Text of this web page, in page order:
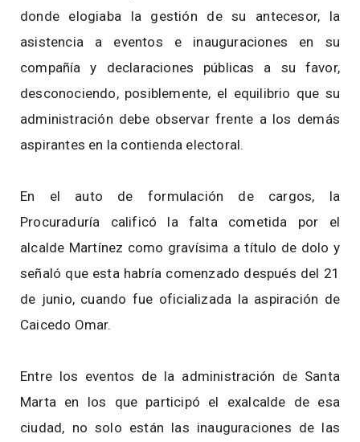
donde elogiaba la gestión de su antecesor, la
asistencia a eventos e inauguraciones en su
compañía y declaraciones públicas a su favor,
desconociendo, posiblemente, el equilibrio que su
administración debe observar frente a los demás
aspirantes en la contienda electoral.
En el auto de formulación de cargos, la
Procuraduría calificó la falta cometida por el
alcalde Martínez como gravísima a título de dolo y
señaló que esta habría comenzado después del 21
de junio, cuando fue oficializada la aspiración de
Caicedo Omar.
Entre los eventos de la administración de Santa
Marta en los que participó el exalcalde de esa
ciudad, no solo están las inauguraciones de las